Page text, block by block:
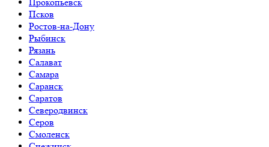
Псков
Ростов-на-Дону
Рыбинск
Рязань
Салават
Самара
Саранск
Саратов
Северодвинск
Серов
Смоленск